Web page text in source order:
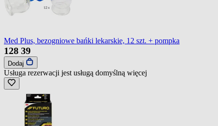
Med Plus, bezogniowe bańki lekarskie, 12 szt. + pompka
128 39
Dodaj
Usługa rezerwacji jest usługą domyślną więcej